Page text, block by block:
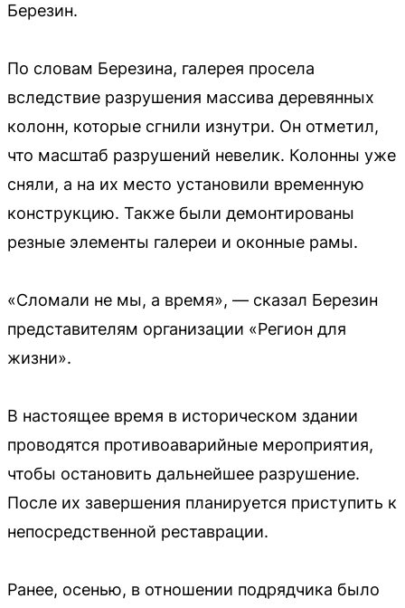
Березин.
По словам Березина, галерея просела
вследствие разрушения массива деревянных
колонн, которые сгнили изнутри. Он отметил,
что масштаб разрушений невелик. Колонны уже
сняли, а на их место установили временную
конструкцию. Также были демонтированы
резные элементы галереи и оконные рамы.
«Сломали не мы, а время», — сказал Березин
представителям организации «Регион для
жизни».
В настоящее время в историческом здании
проводятся противоаварийные мероприятия,
чтобы остановить дальнейшее разрушение.
После их завершения планируется приступить к
непосредственной реставрации.
Ранее, осенью, в отношении подрядчика было